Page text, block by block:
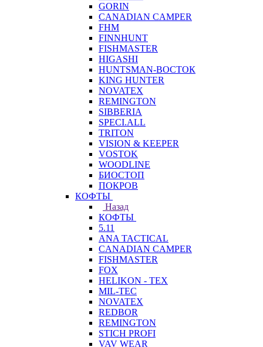
GORIN
CANADIAN CAMPER
FHM
FINNHUNT
FISHMASTER
HIGASHI
HUNTSMAN-ВОСТОК
KING HUNTER
NOVATEX
REMINGTON
SIBBERIA
SPECI.ALL
TRITON
VISION & KEEPER
VOSTOK
WOODLINE
БИОСТОП
ПОКРОВ
КОФТЫ
Назад
КОФТЫ
5.11
ANA TACTICAL
CANADIAN CAMPER
FISHMASTER
FOX
HELIKON - TEX
MIL-TEC
NOVATEX
REDBOR
REMINGTON
STICH PROFI
VAV WEAR